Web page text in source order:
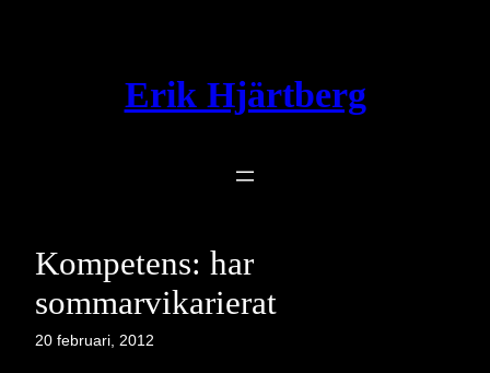
Erik Hjärtberg
Kompetens: har
sommarvikarierat
20 februari, 2012